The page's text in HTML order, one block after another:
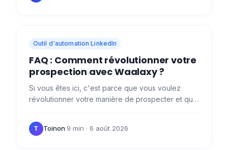
Outil d'automation LinkedIn
FAQ : Comment révolutionner votre
prospection avec Waalaxy ?
Si vous êtes ici, c'est parce que vous voulez
révolutionner votre manière de prospecter et que
révolution :…
T Toinon·9 min · 6 août 2026